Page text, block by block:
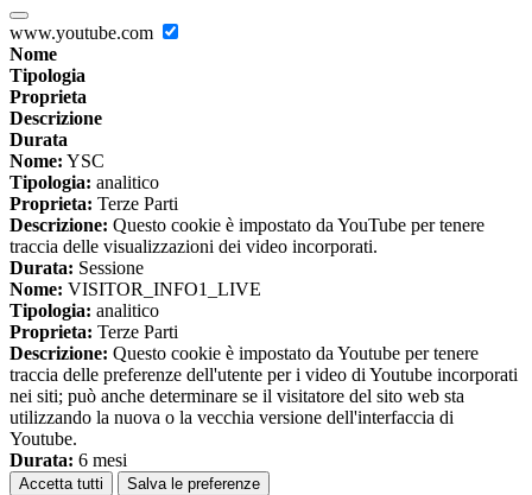
www.youtube.com
Nome
Tipologia
Proprieta
Descrizione
Durata
Nome: YSC
Tipologia: analitico
Proprieta: Terze Parti
Descrizione: Questo cookie è impostato da YouTube per tenere
traccia delle visualizzazioni dei video incorporati.
Durata: Sessione
Nome: VISITOR_INFO1_LIVE
Tipologia: analitico
Proprieta: Terze Parti
Descrizione: Questo cookie è impostato da Youtube per tenere
traccia delle preferenze dell'utente per i video di Youtube incorporati
nei siti; può anche determinare se il visitatore del sito web sta
utilizzando la nuova o la vecchia versione dell'interfaccia di
Youtube.
Durata: 6 mesi
Accetta tutti Salva le preferenze